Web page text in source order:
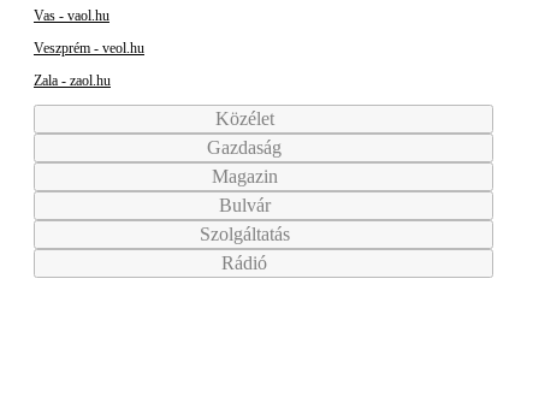
Vas - vaol.hu
Veszprém - veol.hu
Zala - zaol.hu
Közélet
Gazdaság
Magazin
Bulvár
Szolgáltatás
Rádió